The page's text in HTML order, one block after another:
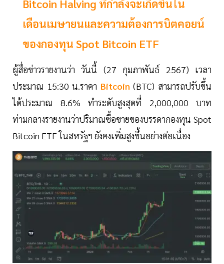
Bitcoin Halving ที่กำลังจะเกิดขึ้นใน
เดือนเมษายนและความต้องการบิตคอยน์
ของกองทุน Spot Bitcoin ETF
ผู้สื่อข่าวรายงานว่า วันนี้ (27 กุมภาพันธ์ 2567) เวลา
ประมาณ 15:30 น.ราคา Bitcoin (BTC) สามารถปรับขึ้น
ได้ประมาณ 8.6% ทำระดับสูงสุดที่ 2,000,000 บาท
ท่ามกลางรายงานว่าปริมาณซื้อขายของบรรดากองทุน Spot
Bitcoin ETF ในสหรัฐฯ ยังคงเพิ่มสูงขึ้นอย่างต่อเนื่อง